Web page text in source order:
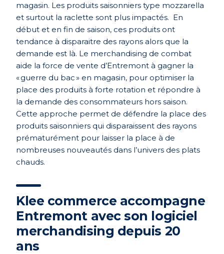
magasin. Les produits saisonniers type mozzarella
et surtout la raclette sont plus impactés. En
début et en fin de saison, ces produits ont
tendance à disparaitre des rayons alors que la
demande est là. Le merchandising de combat
aide la force de vente d’Entremont à gagner la
« guerre du bac » en magasin, pour optimiser la
place des produits à forte rotation et répondre à
la demande des consommateurs hors saison.
Cette approche permet de défendre la place des
produits saisonniers qui disparaissent des rayons
prématurément pour laisser la place à de
nombreuses nouveautés dans l’univers des plats
chauds.
Klee commerce accompagne
Entremont avec son logiciel
merchandising depuis 20
ans